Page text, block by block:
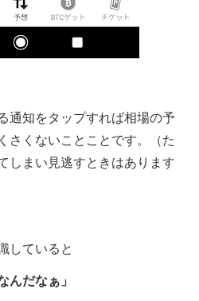
通知をタップすれば相場の予
さくないことことです。（た
しまい見逃すときはあります
していると
んだなぁ」